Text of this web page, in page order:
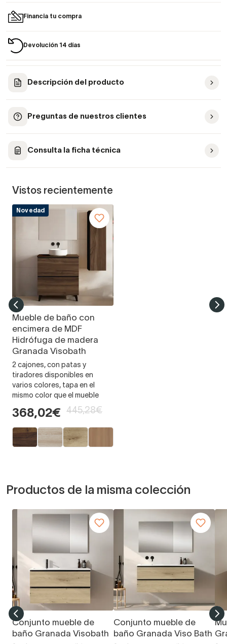
Financia tu compra
Devolución 14 días
Descripción del producto
Preguntas de nuestros clientes
Consulta la ficha técnica
Vistos recientemente
Novedad
Mueble de baño con
encimera de MDF
Hidrófuga de madera
Granada Visobath
2 cajones, con patas y
tiradores disponibles en
varios colores, tapa en el
mismo color que el mueble
368,02€ 445,28€
Productos de la misma colección
Conjunto mueble de
baño Granada Visobath
Conjunto mueble de
baño Granada Viso Bath